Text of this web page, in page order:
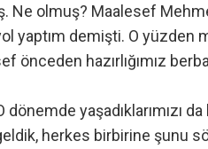
Ne olmuş? Maalesef
yaptım demişti. O yüzden
önceden hazırlığımız
dönemde yaşadıklarımızı
herkes birbirine şunu